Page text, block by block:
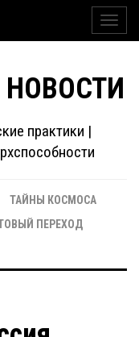
НОВОСТИ
практики |
ТАЙНЫ КОСМОСА
ПЕРЕХОД